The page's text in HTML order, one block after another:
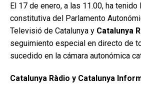
El 17 de enero, a las 11.00, ha
constitutiva del Parlamento
Televisió de Catalunya y Catalunya
seguimiento especial en directo de
sucedido en la cámara autonómica
Catalunya Ràdio y Catalunya